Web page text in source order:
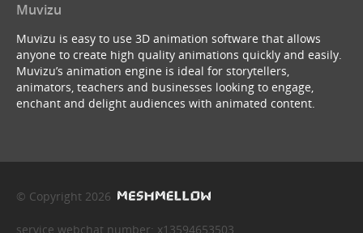
Muvizu
Muvizu is easy to use 3D animation software that allows
anyone to create high quality animations quickly and easily.
Muvizu’s animation engine is ideal for storytellers,
animators, teachers and businesses looking to engage,
enchant and delight audiences with animated content.
© Copyright 2026
service webchat number: x13594653503